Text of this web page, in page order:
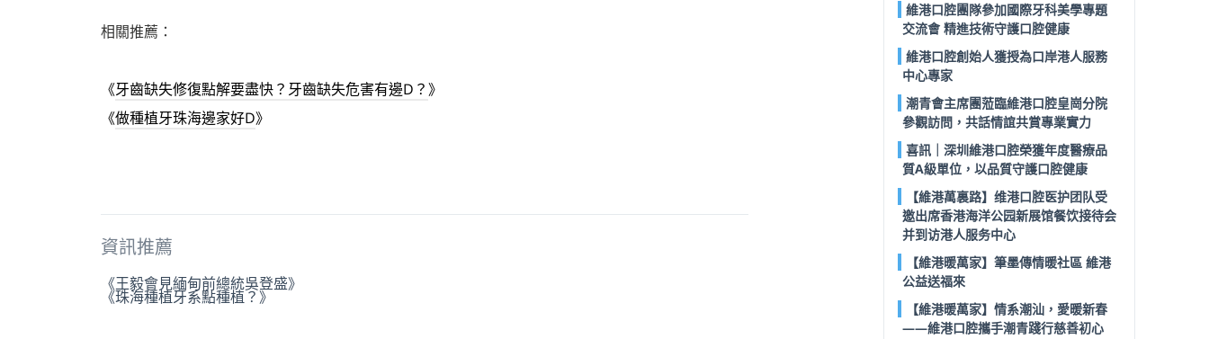
相關推薦：
《牙齒缺失修復點解要盡快？牙齒缺失危害有邊D？》
《做種植牙珠海邊家好D》
資訊推薦
《王毅會見緬甸前總統吳登盛》
《珠海種植牙系點種植？》
維港口腔團隊參加國際牙科美學專題
交流會 精進技術守護口腔健康
維港口腔創始人獲授為口岸港人服務
中心專家
潮青會主席團蒞臨維港口腔皇崗分院
參觀訪問，共話情誼共賞專業實力
喜訊｜深圳維港口腔榮獲年度醫療品
質A級單位，以品質守護口腔健康
【維港萬裏路】维港口腔医护团队受
邀出席香港海洋公园新展馆餐饮接待会
并到访港人服务中心
【維港暖萬家】筆墨傳情暖社區 維港
公益送福來
【維港暖萬家】情系潮汕，愛暖新春
——維港口腔攜手潮青踐行慈善初心